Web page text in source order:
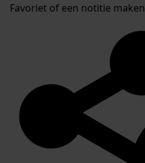
Favoriet of een notitie maken